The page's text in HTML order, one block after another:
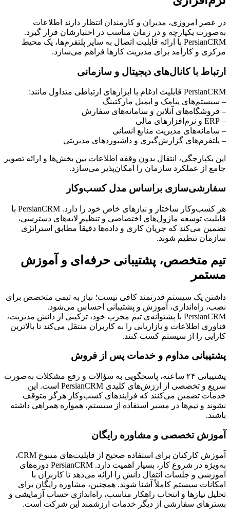
در عصر امروزی، مدیران و کارمندان انتظار دارند اطلاعات
به‌صورت یکپارچه و در زمان مناسب در اختیارشان قرار گیرد.
PersianCRM با ارائه قابلیت اتصال به سایر پلتفرم‌ها، یک محیط
مرکزی و کارآمد برای مدیریت کارها فراهم می‌سازد.
ارتباط با کانال‌های دیجیتال و سازمانی
PersianCRM قابلیت ادغام با ابزارهای ارتباطی متداول مانند:
– سیستم‌های پیامک و ایمیل مارکتینگ
– فروشگاه‌های آنلاین و سامانه‌های سفارش
– ERP و نرم‌افزارهای مالی
– سامانه‌های مدیریت منابع انسانی
– پلتفرم‌های گزارش‌گیری و داشبوردهای مدیریتی
این یکپارچگی، انتقال بدون وقفه اطلاعات بین بخش‌ها و ارائه تصویر
جامع از عملکرد سازمان را امکان‌پذیر می‌سازد.
سفارشی‌سازی براساس مدل کسب‌وکار
هر کسب‌وکار ساختار و نیازهای خاص خود را دارد. PersianCRM با
قابلیت توسعه ماژول‌های اختصاصی و تنظیم لایه‌های دسترسی،
تضمین می‌کند که جریان کاری و داده‌ها دقیقاً مطابق استراتژی
سازمان تنظیم شوند.
تیم متخصص، پشتیبانی حرفه‌ای و آموزش
مستمر
داشتن یک سیستم قدرتمند کافی نیست؛ نیاز به تیمی متخصص برای
نصب، راه‌اندازی، آموزش و پشتیبانی احساس می‌شود.
PersianCRM با پشتوانه‌ی تیم مجرب خود، ترکیبی از دانش مدیریت،
فناوری اطلاعات و بازاریابی را به کاربران منتقل می‌کند تا بالاترین
کارایی را از سیستم کسب کنند.
پشتیبانی مداوم و خدمات پس از فروش
پشتیبانی ۲۴ ساعته، پاسخگویی به سؤالات و رفع مشکلات به‌صورت
سریع و تخصصی از ارزش‌های کلیدی PersianCRM است. این
خدمات تضمین می‌کنند که فرایندهای کسب‌وکار هرگز متوقف
نشوند و تیم‌ها در مسیر استفاده از سیستم، همواره همراهی داشته
باشند.
آموزش تخصصی و مشاوره رایگان
آموزش کارکنان برای استفاده صحیح از قابلیت‌های متنوع CRM،
به‌ویژه در شروع کار، بسیار اهمیت دارد. PersianCRM دوره‌های
آموزشی و جلسات انتقال دانش را ارائه می‌دهد تا کاربران با
امکانات سیستم کاملاً آشنا شوند. همچنین، مشاوره رایگان برای
تحلیل نیازها و انتخاب راهکار مناسب، راه‌اندازی حساب آزمایشی و
بسترهای سفارشی از دیگر خدمات ارزشمند این شرکت است.